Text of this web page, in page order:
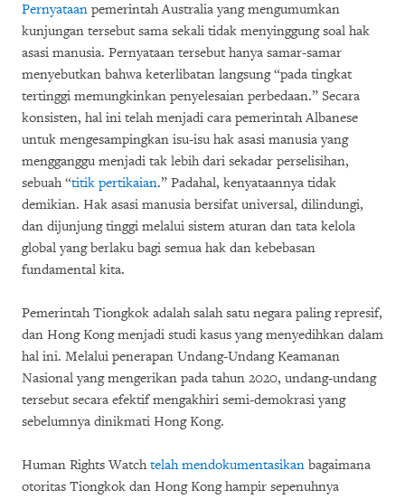
Pernyataan pemerintah Australia yang mengumumkan
kunjungan tersebut sama sekali tidak menyinggung soal hak
asasi manusia. Pernyataan tersebut hanya samar-samar
menyebutkan bahwa keterlibatan langsung “pada tingkat
tertinggi memungkinkan penyelesaian perbedaan.” Secara
konsisten, hal ini telah menjadi cara pemerintah Albanese
untuk mengesampingkan isu-isu hak asasi manusia yang
mengganggu menjadi tak lebih dari sekadar perselisihan,
sebuah “titik pertikaian.” Padahal, kenyataannya tidak
demikian. Hak asasi manusia bersifat universal, dilindungi,
dan dijunjung tinggi melalui sistem aturan dan tata kelola
global yang berlaku bagi semua hak dan kebebasan
fundamental kita.
Pemerintah Tiongkok adalah salah satu negara paling represif,
dan Hong Kong menjadi studi kasus yang menyedihkan dalam
hal ini. Melalui penerapan Undang-Undang Keamanan
Nasional yang mengerikan pada tahun 2020, undang-undang
tersebut secara efektif mengakhiri semi-demokrasi yang
sebelumnya dinikmati Hong Kong.
Human Rights Watchtelah mendokumentasikan bagaimana
otoritas Tiongkok dan Hong Kong hampir sepenuhnya